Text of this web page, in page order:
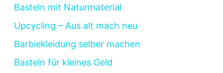
Basteln mit Naturmaterial
Upcycling – Aus alt mach neu
Barbiekleidung selber machen
Basteln für kleines Geld